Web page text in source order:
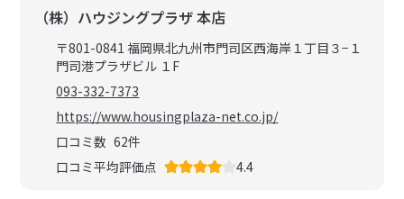
（株）ハウジングプラザ 本店
〒801-0841 福岡県北九州市門司区西海岸１丁目３−１
門司港プラザビル １F
093-332-7373
https://www.housingplaza-net.co.jp/
口コミ数 62件
口コミ平均評価点
4.4